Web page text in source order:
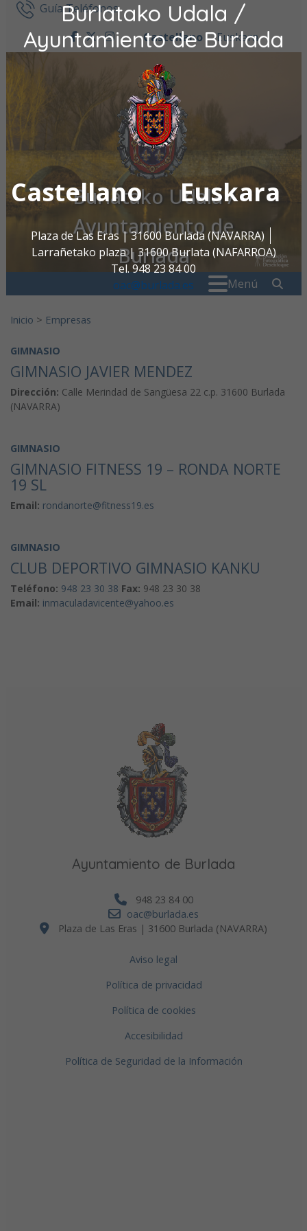
Burlatako Udala /
Ayuntamiento de Burlada
Castellano Euskara
Plaza de Las Eras | 31600 Burlada (NAVARRA)
Larrañetako plaza | 31600 Burlata (NAFARROA)
Tel. 948 23 84 00
oac@burlada.es
Ir al contenidoGuía Teléfonos
facebook
twitter
instagram
Castellano Euskara
Burlatako Udala /
Ayuntamiento de
Burlada
Menú
Inicio > Empresas
GIMNASIO
GIMNASIO JAVIER MENDEZ
Dirección: Calle Merindad de Sangüesa 22 c.p. 31600 Burlada
(NAVARRA)
GIMNASIO
GIMNASIO FITNESS 19 – RONDA NORTE
19 SL
Email: rondanorte@fitness19.es
GIMNASIO
CLUB DEPORTIVO GIMNASIO KANKU
Teléfono: 948 23 30 38 Fax: 948 23 30 38
Email: inmaculadavicente@yahoo.es
Ayuntamiento de Burlada
948 23 84 00
oac@burlada.es
Plaza de Las Eras | 31600 Burlada (NAVARRA)
Aviso legal
Política de privacidad
Política de cookies
Accesibilidad
Política de Seguridad de la Información